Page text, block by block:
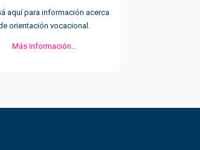
aquí para información acerca
orientación vocacional.
Más Información...